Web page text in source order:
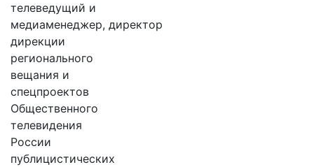
телеведущий и
медиаменеджер, директор
дирекции
регионального
вещания и
спецпроектов
Общественного
телевидения
России
публицистических